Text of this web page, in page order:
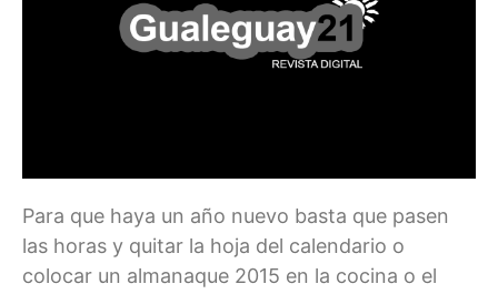
Para que haya un año nuevo basta que pasen
las horas y quitar la hoja del calendario o
colocar un almanaque 2015 en la cocina o el